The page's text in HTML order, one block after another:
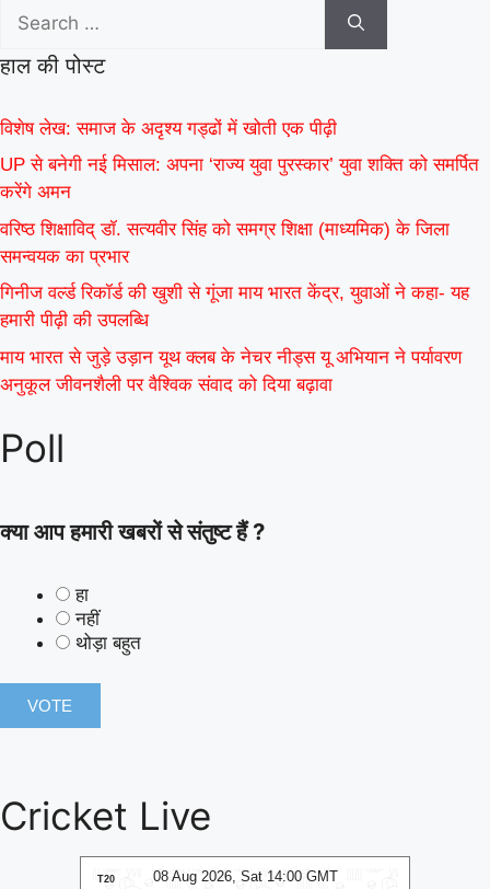
हाल की पोस्ट
विशेष लेख: समाज के अदृश्य गड्ढों में खोती एक पीढ़ी
UP से बनेगी नई मिसाल: अपना ‘राज्य युवा पुरस्कार’ युवा शक्ति को समर्पित
करेंगे अमन
वरिष्ठ शिक्षाविद् डॉ. सत्यवीर सिंह को समग्र शिक्षा (माध्यमिक) के जिला
समन्वयक का प्रभार
गिनीज वर्ल्ड रिकॉर्ड की खुशी से गूंजा माय भारत केंद्र, युवाओं ने कहा- यह
हमारी पीढ़ी की उपलब्धि
माय भारत से जुड़े उड़ान यूथ क्लब के नेचर नीड्स यू अभियान ने पर्यावरण
अनुकूल जीवनशैली पर वैश्विक संवाद को दिया बढ़ावा
Poll
क्या आप हमारी खबरों से संतुष्ट हैं ?
हा
नहीं
थोड़ा बहुत
Cricket Live
Sat 14:00 GMT
08 Aug 2026, Sat 14:00 GMT
T20